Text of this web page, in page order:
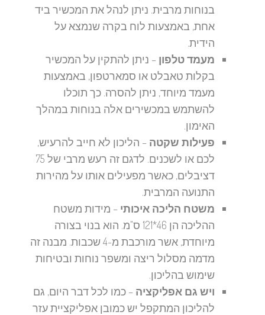
בנוחות מרבית. ניתן לנהל את המכשיר ביד
אחת, באמצעות לוח בקרה שנמצא על
הידית.
מעמד טלפון– ניתן להתקין על המכשיר
בקלות טאבלט או סמארטפון, באמצעות
מעמד מיוחד, ניתן להסרה. כך תוכלו
להשתמש במכשירים אלה בנוחות במהלך
האימון.
פעילות שקטה– הליכון לא חייב להרעיש,
לכם או לשכנים. לדגם זה רעש מרבי של 75
דציבלים, כאשר מפעילים אותו על מהירות
התנועה המרבית.
משטח הליכה איכותי– מידות משטח
ההליכה הן 46*121 ס"מ. הוא בנוי בצורה
מיוחדת, אשר מורכבת מ-4 שכבות. מבנה זה
מדמה מסלול ריצה ומשפר נוחות ובטיחות
שימוש בהליכון.
ויש גם אפליקציה– כמו לכל דבר היום, גם
להליכון המתקפל יש כמובן אפליקציית עזר